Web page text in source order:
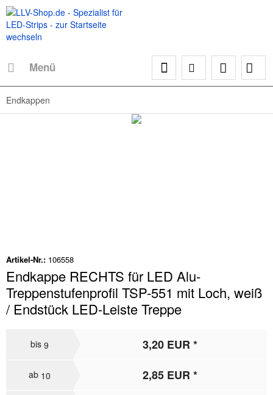
Menü
Endkappen
Artikel-Nr.: 106558
Endkappe RECHTS für LED Alu-
Treppenstufenprofil TSP-551 mit Loch, weiß
/ Endstück LED-Leiste Treppe
bis 9 3,20 EUR *
ab 10 2,85 EUR *